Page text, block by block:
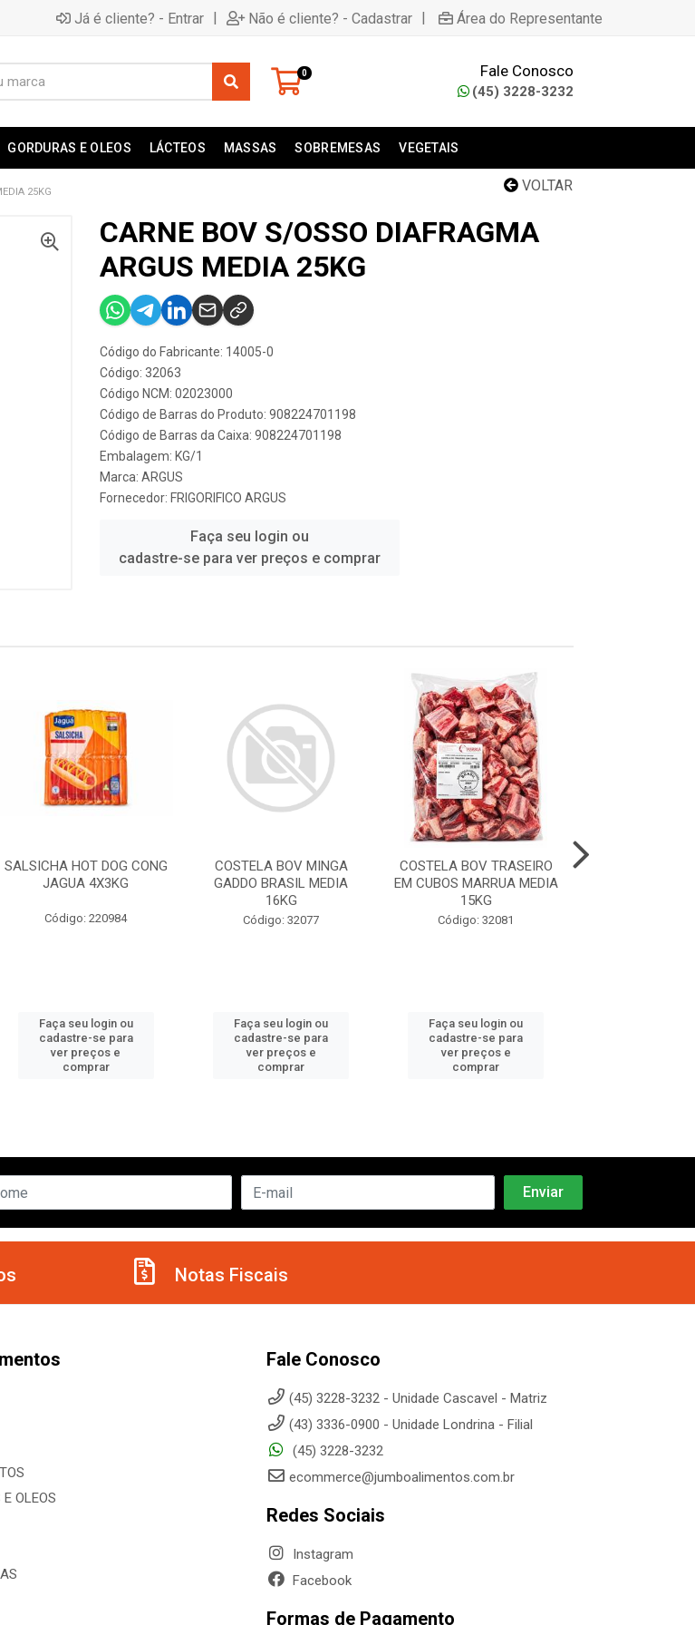
Já é cliente? - Entrar | Não é cliente? - Cadastrar | Área do Representante
0 Fale Conosco
(45) 3228-3232
GORDURAS E OLEOS LÁCTEOS MASSAS SOBREMESAS VEGETAIS
VOLTAR
25KG
CARNE BOV S/OSSO DIAFRAGMA
ARGUS MEDIA 25KG
Código do Fabricante: 14005-0
Código: 32063
Código NCM: 02023000
Código de Barras do Produto: 908224701198
Código de Barras da Caixa: 908224701198
Embalagem: KG/1
Marca: ARGUS
Fornecedor: FRIGORIFICO ARGUS
Faça seu login ou
cadastre-se para ver preços e comprar
SALSICHA HOT DOG CONG
JAGUA 4X3KG
Código: 220984
Faça seu login ou
cadastre-se para
ver preços e
comprar
COSTELA BOV MINGA
GADDO BRASIL MEDIA
16KG
Código: 32077
Faça seu login ou
cadastre-se para
ver preços e
comprar
COSTELA BOV TRASEIRO
EM CUBOS MARRUA MEDIA
15KG
Código: 32081
Faça seu login ou
cadastre-se para
ver preços e
comprar
Notas Fiscais
E OLEOS
Fale Conosco
(45) 3228-3232 - Unidade Cascavel - Matriz
(43) 3336-0900 - Unidade Londrina - Filial
(45) 3228-3232
ecommerce@jumboalimentos.com.br
Redes Sociais
Instagram
Facebook
Formas de Pagamento